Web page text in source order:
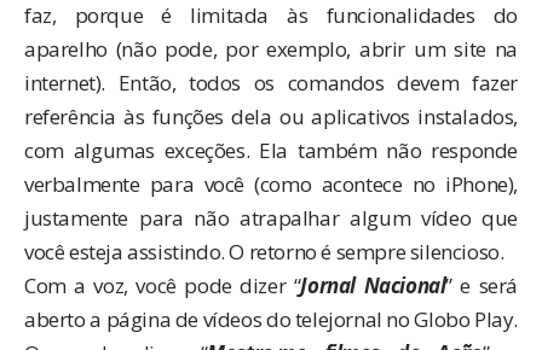
faz, porque é limitada às funcionalidades do
aparelho (não pode, por exemplo, abrir um site na
internet). Então, todos os comandos devem fazer
referência às funções dela ou aplicativos instalados,
com algumas exceções. Ela também não responde
verbalmente para você (como acontece no iPhone),
justamente para não atrapalhar algum vídeo que
você esteja assistindo. O retorno é sempre silencioso.
Com a voz, você pode dizer “Jornal Nacional” e será
aberto a página de vídeos do telejornal no Globo Play.